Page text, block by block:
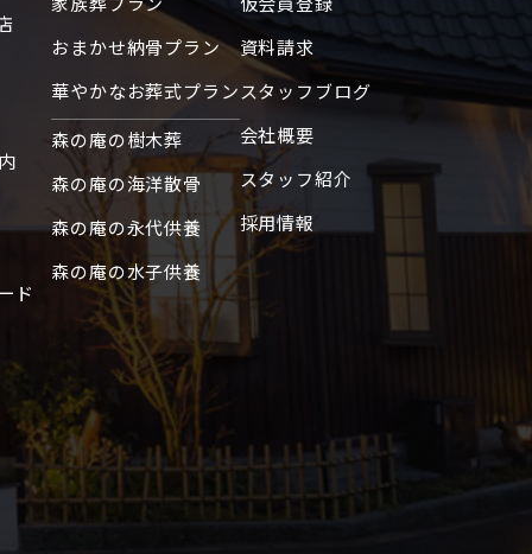
2018年1月
2017年10月
2017年9月
2017年8月
2017年7月
2017年6月
2017年5月
2017年4月
2017年3月
2017年2月
2017年1月
2016年12月
2016年11月
2016年10月
ド
おまかせ納骨プラン
華やかなお葬式プラン
森の庵の樹木葬
森の庵の海洋散骨
森の庵の永代供養
森の庵の水子供養
資料請求
スタッフブログ
会社概要
スタッフ紹介
採用情報